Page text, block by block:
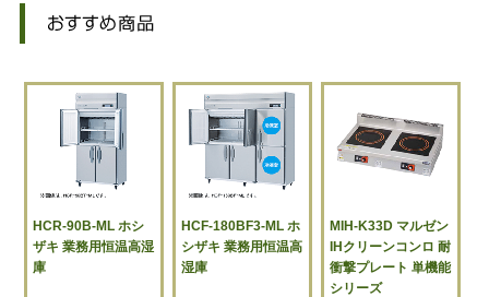
HCR-90B-ML ホシ
ザキ 業務用恒温高湿
庫
HCF-180BF3-ML ホ
シザキ 業務用恒温高
湿庫
MIH-K33D マルゼン
IHクリーンコンロ 耐
衝撃プレート 単機能
シリーズ